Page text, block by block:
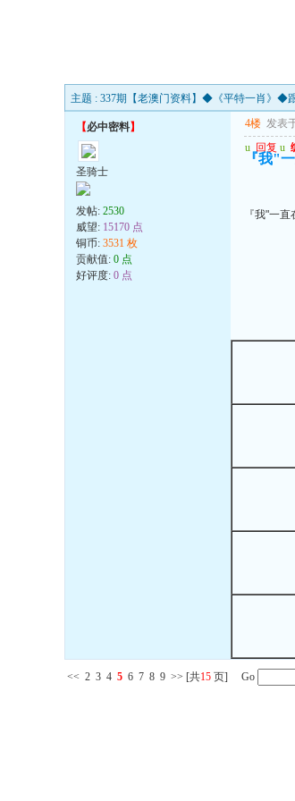
主题 : 337期【老澳门资料】◆《平特一肖》◆
【必中密料】
圣骑士
发帖: 2530
威望: 15170 点
铜币: 3531 枚
贡献值: 0 点
好评度: 0 点
4楼 发表
u 回复 u
『我"
『我"一
<< 2 3 4 5 6 7 8 9 >> [共15 页] Go